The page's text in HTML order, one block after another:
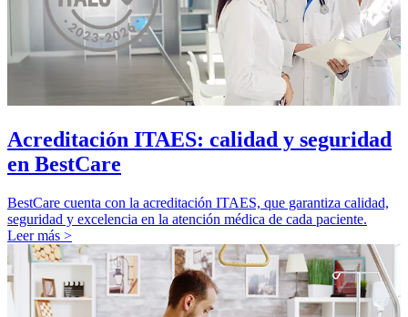
Acreditación ITAES: calidad y seguridad
en BestCare
BestCare cuenta con la acreditación ITAES, que garantiza calidad,
seguridad y excelencia en la atención médica de cada paciente.
Leer más >